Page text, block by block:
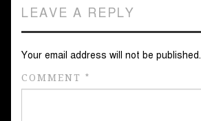
LEAVE A REPLY
Your email address will not be published.
COMMENT *